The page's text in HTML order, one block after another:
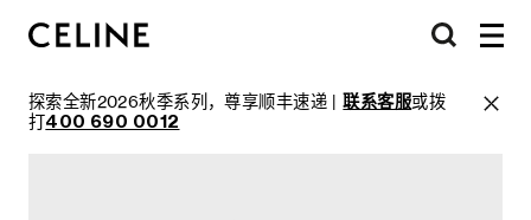
探索全新2026秋季系列，尊享顺丰速递 |联系客服或拨
打400 690 0012